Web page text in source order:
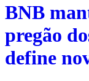
BNB
pregão
define